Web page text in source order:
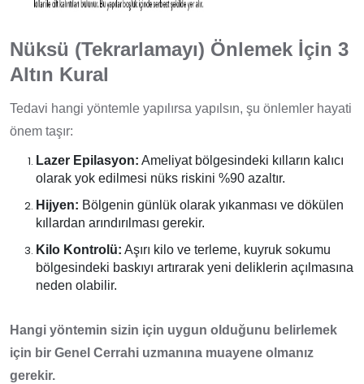
Nüksü (Tekrarlamayı) Önlemek İçin 3
Altın Kural
Tedavi hangi yöntemle yapılırsa yapılsın, şu önlemler hayati
önem taşır:
Lazer Epilasyon: Ameliyat bölgesindeki kılların kalıcı
olarak yok edilmesi nüks riskini %90 azaltır.
Hijyen: Bölgenin günlük olarak yıkanması ve dökülen
kıllardan arındırılması gerekir.
Kilo Kontrolü: Aşırı kilo ve terleme, kuyruk sokumu
bölgesindeki baskıyı artırarak yeni deliklerin açılmasına
neden olabilir.
Hangi yöntemin sizin için uygun olduğunu belirlemek
için bir Genel Cerrahi uzmanına muayene olmanız
gerekir.